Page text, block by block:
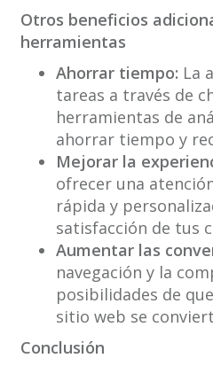
Otros beneficios
herramientas
Ahorrar tiempo: La
tareas a través de
herramientas de
ahorrar tiempo y
Mejorar la
ofrecer una
rápida y
satisfacción de tus
Aumentar las
navegación y la
posibilidades de
sitio web se
Conclusión